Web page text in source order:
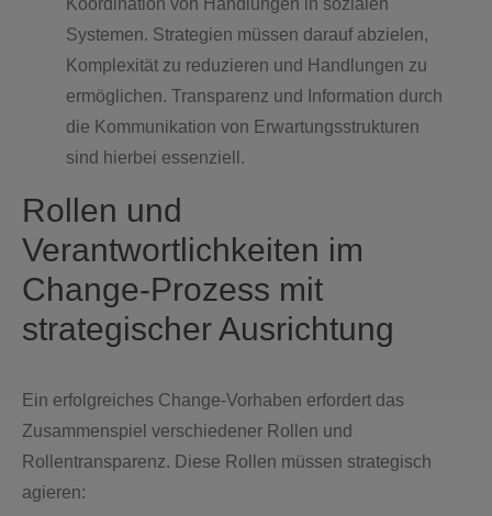
Koordination von Handlungen in sozialen
Systemen. Strategien müssen darauf abzielen,
Komplexität zu reduzieren und Handlungen zu
ermöglichen. Transparenz und Information durch
die Kommunikation von Erwartungsstrukturen
sind hierbei essenziell.
Rollen und
Verantwortlichkeiten im
Change-Prozess mit
strategischer Ausrichtung
Ein erfolgreiches Change-Vorhaben erfordert das
Zusammenspiel verschiedener Rollen und
Rollentransparenz. Diese Rollen müssen strategisch
agieren: